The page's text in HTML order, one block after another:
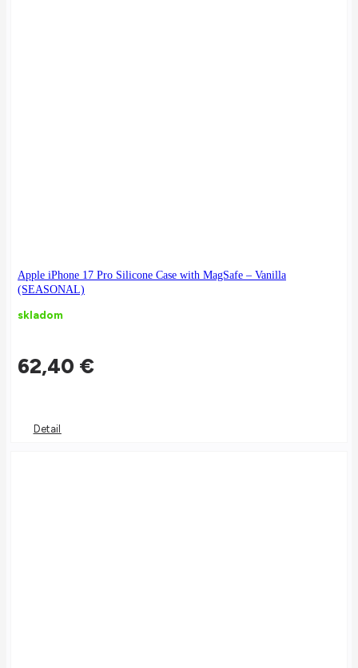
Apple iPhone 17 Pro Silicone Case with MagSafe – Vanilla
(SEASONAL)
skladom
62,40 €
Detail